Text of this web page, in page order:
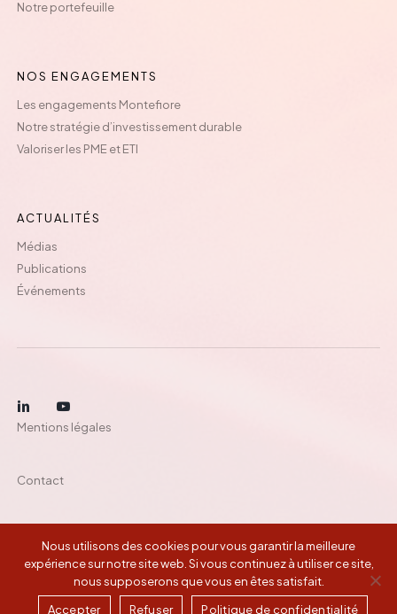
Notre portefeuille
NOS ENGAGEMENTS
Les engagements Montefiore
Notre stratégie d’investissement durable
Valoriser les PME et ETI
ACTUALITÉS
Médias
Publications
Événements
2026 Montefiore Investment
Contact
Mentions légales
Nous utilisons des cookies pour vous garantir la meilleure
expérience sur notre site web. Si vous continuez à utiliser ce site,
nous supposerons que vous en êtes satisfait.
Accepter
Refuser Politique de confidentialité